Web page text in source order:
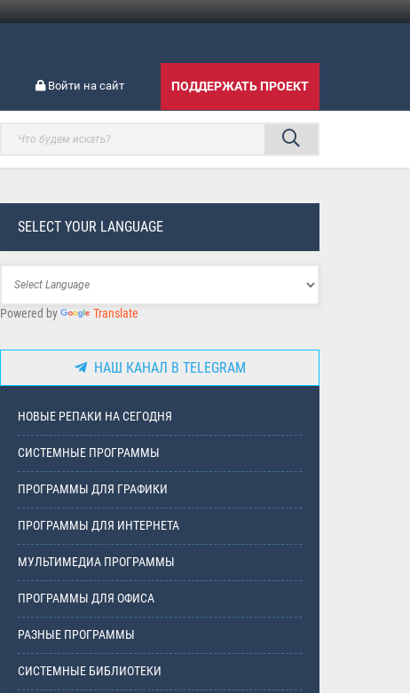
Войти на сайт ПОДДЕРЖАТЬ ПРОЕКТ
SELECT YOUR LANGUAGE
Powered by Translate
НАШ КАНАЛ В TELEGRAM
НОВЫЕ РЕПАКИ НА СЕГОДНЯ
СИСТЕМНЫЕ ПРОГРАММЫ
ПРОГРАММЫ ДЛЯ ГРАФИКИ
ПРОГРАММЫ ДЛЯ ИНТЕРНЕТА
МУЛЬТИМЕДИА ПРОГРАММЫ
ПРОГРАММЫ ДЛЯ ОФИСА
РАЗНЫЕ ПРОГРАММЫ
СИСТЕМНЫЕ БИБЛИОТЕКИ